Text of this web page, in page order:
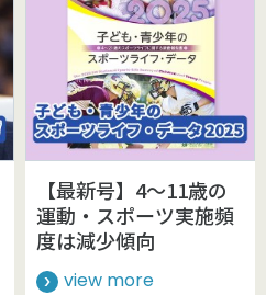
【最新号】4～11歳の
運動・スポーツ実施頻
度は減少傾向
view more